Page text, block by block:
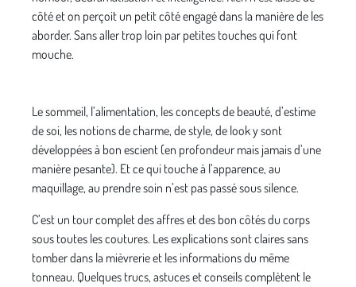
côté et on perçoit un petit côté engagé dans la manière de les
aborder. Sans aller trop loin par petites touches qui font
mouche.
Le sommeil, l’alimentation, les concepts de beauté, d’estime
de soi, les notions de charme, de style, de look y sont
développées à bon escient (en profondeur mais jamais d’une
manière pesante). Et ce qui touche à l’apparence, au
maquillage, au prendre soin n’est pas passé sous silence.
C’est un tour complet des affres et des bon côtés du corps
sous toutes les coutures. Les explications sont claires sans
tomber dans la mièvrerie et les informations du même
tonneau. Quelques trucs, astuces et conseils complètent le